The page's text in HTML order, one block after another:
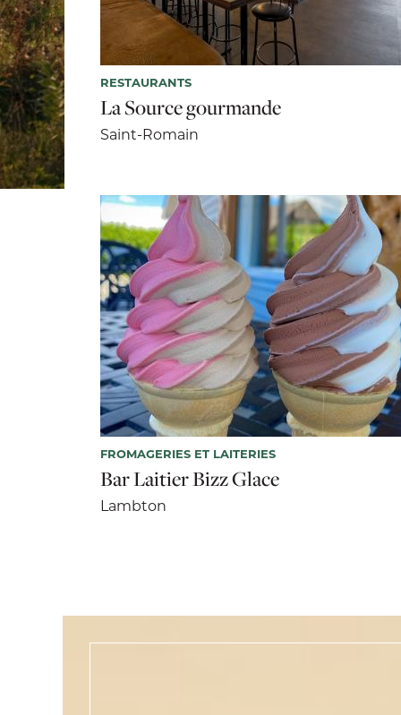
RESTAURANTS
La Source gourmande
Saint-Romain
FROMAGERIES ET LAITERIES
Bar Laitier Bizz Glace
Lambton